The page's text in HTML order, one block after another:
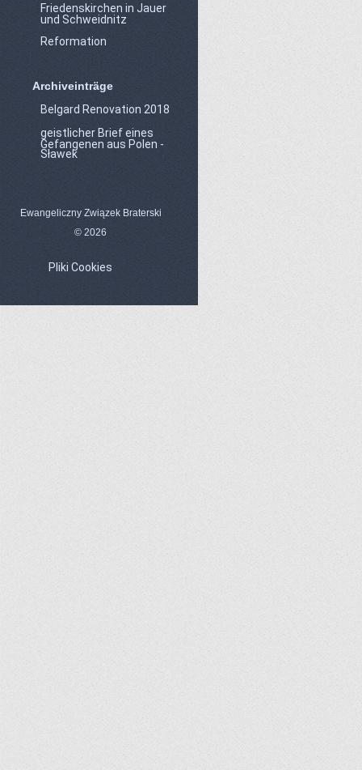
Friedenskirchen in Jauer
und Schweidnitz
Reformation
Archiveinträge
Belgard Renovation 2018
geistlicher Brief eines
Gefangenen aus Polen -
Sławek
Ewangeliczny Związek Braterski
© 2026
Pliki Cookies